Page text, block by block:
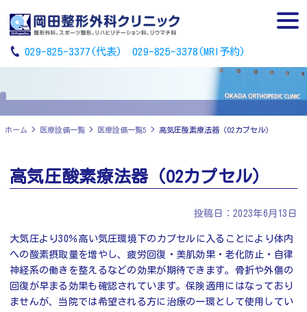
content
029-825-3377(代表) 029-825-3378(MRI予約)
ホーム > 医療設備一覧 > 医療設備一覧5 > 高気圧酸素療法器（O2カプセル）
高気圧酸素療法器（O2カプセル）
投稿日：2023年6月13日
大気圧より30％高い気圧環境下のカプセルに入ることにより体内
への酸素摂取量を増やし、疲労回復・美肌効果・老化防止・自律
神経系の働きを整えるなどの効果が期待できます。骨折や外傷の
回復が早まる効果も確認されています。保険適用にはなっており
ませんが、当院では希望される方に治療の一環として使用してい